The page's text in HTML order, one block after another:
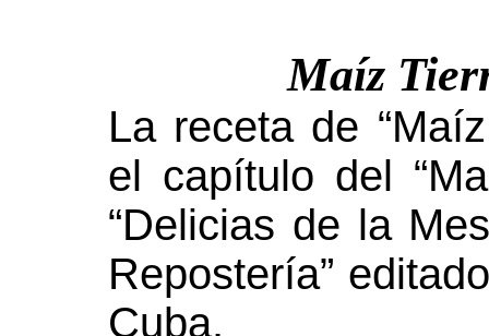
Maíz
La receta de
el capítulo del
“Delicias de la
Repostería”
Cuba.